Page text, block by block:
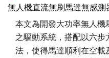
無人機直流無刷馬達無感
本文為開發大功率無人機
之驅動系統，搭配以六步
法，使得馬達順利在空